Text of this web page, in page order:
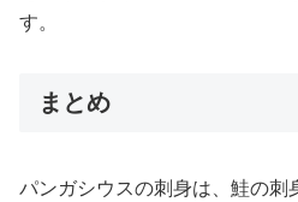
す。
まとめ
パンガシウスの刺身は、鮭の刺